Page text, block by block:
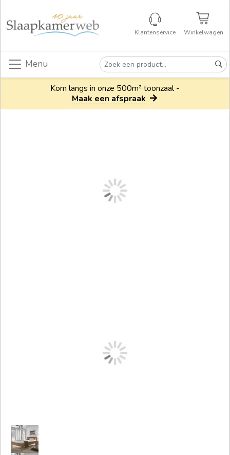
Klantenservice Winkelwagen
Menu
Kom langs in onze 500m² toonzaal -
Maak een afspraak